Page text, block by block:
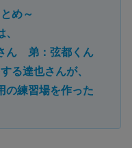
め～
ん 弟：弦都くん
る達也さんが、
の練習場を作った